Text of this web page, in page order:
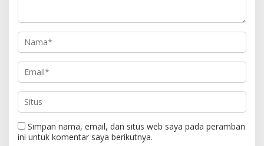
Simpan nama, email, dan situs web saya pada peramban
ini untuk komentar saya berikutnya.